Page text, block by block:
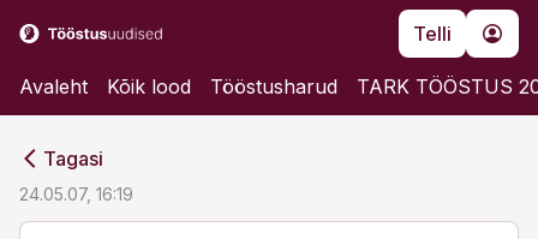
Telli
Avaleht Kõik lood Tööstusharud TARK TÖÖSTUS
Tagasi
24.05.07, 16:19